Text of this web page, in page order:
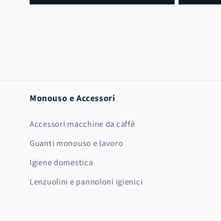
listino
Monouso e Accessori
Accessori macchine da caffè
Guanti monouso e lavoro
Igiene domestica
Lenzuolini e pannoloni igienici